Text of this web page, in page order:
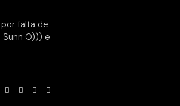
falta de
O))) e